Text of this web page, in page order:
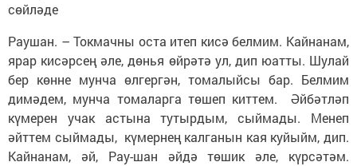
сөйләде
Раушан. – Токмачны оста итеп кисә белмим. Кайнанам,
ярар кисәрсең әле, дөнья өйрәтә ул, дип юатты. Шулай
бер көнне мунча өлгергән, томалыйсы бар. Белмим
димәдем, мунча томаларга төшеп киттем. Әйбәтләп
күмерен учак астына тутырдым, сыймады. Менеп
әйттем сыймады, күмернең калганын кая куйыйм, дип.
Кайнанам, әй, Рау-шан әйдә төшик әле, күрсәтәм.